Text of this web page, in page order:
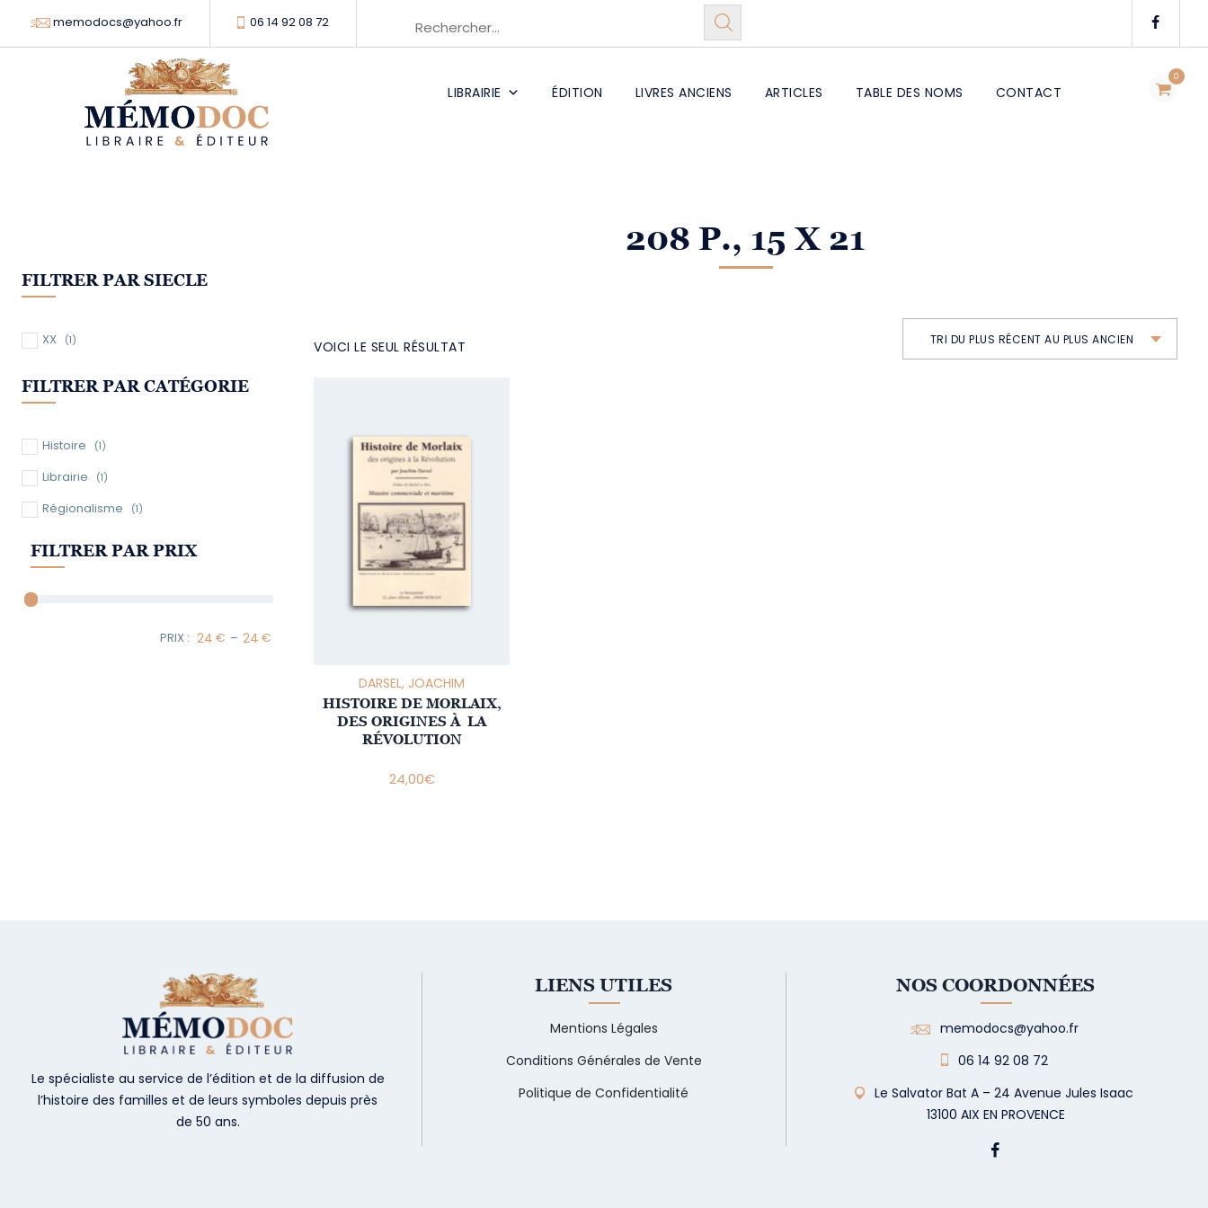
memodocs@yahoo.fr 06 14 92 08 72
0
LIBRAIRIE ÉDITION LIVRES ANCIENS ARTICLES TABLE DES NOMS CONTACT
208 P., 15 X 21
VOICI LE SEUL RÉSULTAT TRI DU PLUS RÉCENT AU PLUS ANCIEN
DARSEL, JOACHIM
HISTOIRE DE MORLAIX,
DES ORIGINES À LA
RÉVOLUTION
24,00€
FILTRER PAR SIECLE
XX (1)
FILTRER PAR CATÉGORIE
Histoire (1)
Librairie (1)
Régionalisme (1)
FILTRER PAR PRIX
Minimum Price
–
Maximum Price
Le spécialiste au service de l’édition et de la diffusion de
l’histoire des familles et de leurs symboles depuis près
de 50 ans.
LIENS UTILES
Mentions Légales
Conditions Générales de Vente
Politique de Confidentialité
NOS COORDONNÉES
memodocs@yahoo.fr
06 14 92 08 72
Le Salvator Bat A – 24 Avenue Jules Isaac
13100 AIX EN PROVENCE